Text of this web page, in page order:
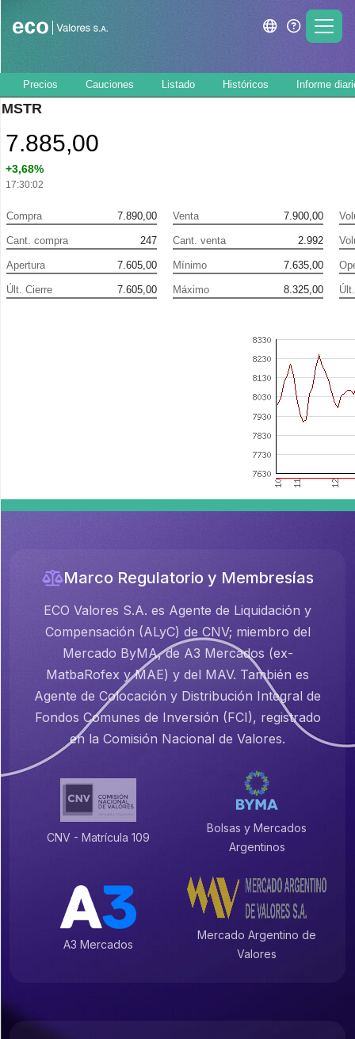
Precios Cauciones Listado Históricos Informe
MSTR
7.885,00
+3,68%
17:30:02
Compra 7.890,00
Cant. compra 247
Apertura 7.605,00
Últ. Cierre 7.605,00
Venta 7.900,00
Cant. venta 2.992
Mínimo 7.635,00
Máximo 8.325,00
Marco Regulatorio y Membresías
ECO Valores S.A. es Agente de Liquidación y
Compensación (ALyC) de CNV; miembro del
Mercado ByMA, de A3 Mercados (ex-
MatbaRofex y MAE) y del MAV. También es
Agente de Colocación y Distribución Integral de
Fondos Comunes de Inversión (FCI), registrado
en la Comisión Nacional de Valores.
CNV - Matrícula 109
Bolsas y Mercados
Argentinos
A3 Mercados
Mercado Argentino de
Valores